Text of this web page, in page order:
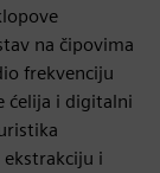
na čipovima
frekvenciju
ćelija i digitalni
i